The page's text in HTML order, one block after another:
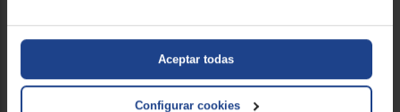
Aceptar todas
Configurar cookies
32Pulgadas, QLED, 80cm,